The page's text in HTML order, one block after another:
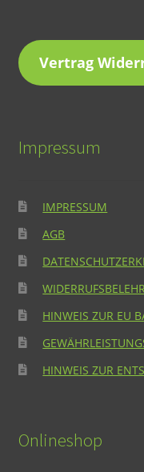
Vertrag
Impressum
IMPRESSUM
AGB
HINWEIS ZUR EU
HINWEIS ZUR
Onlineshop